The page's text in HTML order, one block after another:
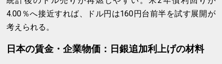
4.00％へ接近すれば、ドル円は160円台前半を試す展開が
考えられる。
日本の賃金・企業物価：日銀追加利上げの材料